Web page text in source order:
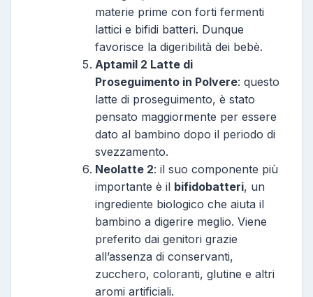
materie prime con forti fermenti
lattici e bifidi batteri. Dunque
favorisce la digeribilità dei bebè.
Aptamil 2 Latte di
Proseguimento in Polvere: questo
latte di proseguimento, è stato
pensato maggiormente per essere
dato al bambino dopo il periodo di
svezzamento.
Neolatte 2: il suo componente più
importante è il bifidobatteri, un
ingrediente biologico che aiuta il
bambino a digerire meglio. Viene
preferito dai genitori grazie
all’assenza di conservanti,
zucchero, coloranti, glutine e altri
aromi artificiali.